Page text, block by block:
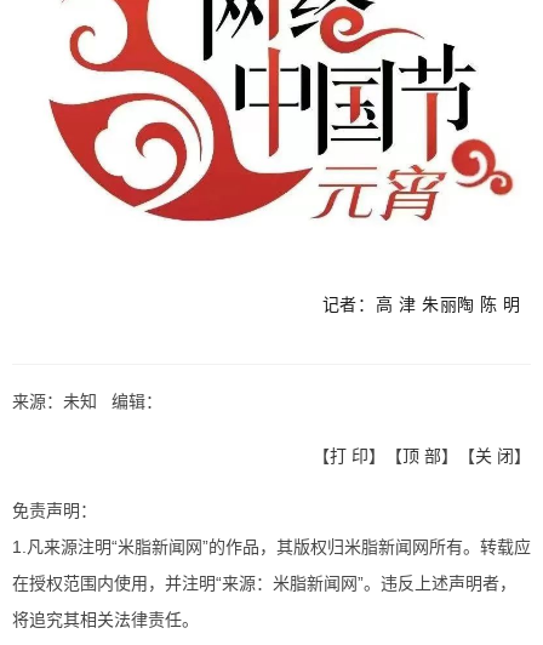
记者：高 津 朱丽陶 陈 明
来源：未知 编辑：
【打 印】【顶 部】【关 闭】
免责声明：
1.凡来源注明“米脂新闻网”的作品，其版权归米脂新闻网所有。转载应
在授权范围内使用，并注明“来源：米脂新闻网”。违反上述声明者，
将追究其相关法律责任。